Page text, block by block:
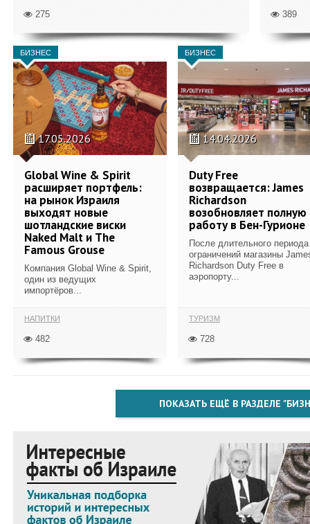
275 389
БИЗНЕС
17.05.2026
Global Wine & Spirit
расширяет портфель:
на рынок Израиля
выходят новые
шотландские виски
Naked Malt и The
Famous Grouse
Компания Global Wine & Spirit,
один из ведущих
импортёров...
НАПИТКИ
482
БИЗНЕС
14.04.2026
Duty Free
возвращается: James
Richardson
возобновляет полную
работу в Бен-Гурионе
После длительного периода
ограничений магазины
Richardson Duty Free в
аэропорту...
ТУРИЗМ
728
ПОКАЗАТЬ ЕЩЁ В РАЗДЕЛЕ